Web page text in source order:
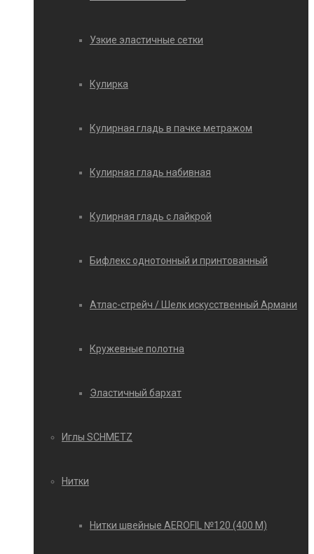
Узкие эластичные сетки
Кулирка
Кулирная гладь в пачке метражом
Кулирная гладь набивная
Кулирная гладь с лайкрой
Бифлекс однотонный и принтованный
Атлас-стрейч / Шелк искусственный Армани
Кружевные полотна
Эластичный бархат
Иглы SCHMETZ
Нитки
Нитки швейные AEROFIL №120 (400 М)